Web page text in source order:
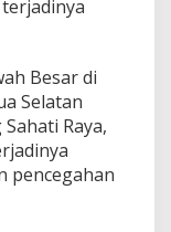
Besar di
Selatan
Raya,
pencegahan